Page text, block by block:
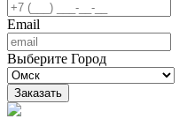
Email
Выберите Город
Заказать